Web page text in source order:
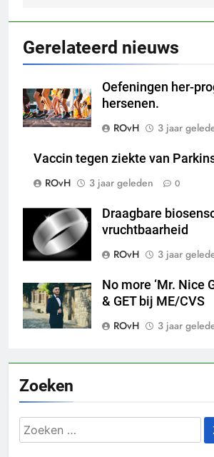
Gerelateerd nieuws
Oefeningen her-
hersenen.
ROvH
3 jaar
Vaccin tegen ziekte van
ROvH
3 jaar geleden 0
Draagbare
vruchtbaarheid
ROvH
3 jaar
No more ‘Mr. Nice
& GET bij ME/CVS
ROvH
3 jaar
Zoeken
Zoeken
naar: